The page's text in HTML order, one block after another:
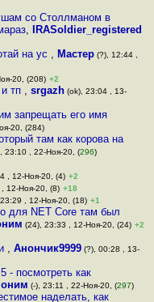
со Столлманом в
, IRASoldier_registered
на ус , Мастер(?), 12:44 ,
20, (208) +2
тп , srgazh(ok), 23:04 , 13-
запрещать его имя
20, (284)
там как корова на
23:10 , 22-Ноя-20, (296)
, 12-Ноя-20, (4) +2
12-Ноя-20, (8) +18
, 12-Ноя-20, (18) +1
для NET Core там был
(24), 23:33 , 12-Ноя-20, (24) +2
, Анончик9999(?), 00:28 , 13-
- посмотреть как
(-), 23:11 , 22-Ноя-20, (297)
наделать, как